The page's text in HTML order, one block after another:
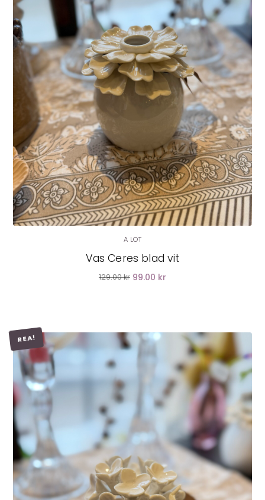
LÄGG I VARUKORG
A LOT
Vas Ceres blad vit
129.00 kr 99.00 kr
REA!
LÄGG I VARUKORG